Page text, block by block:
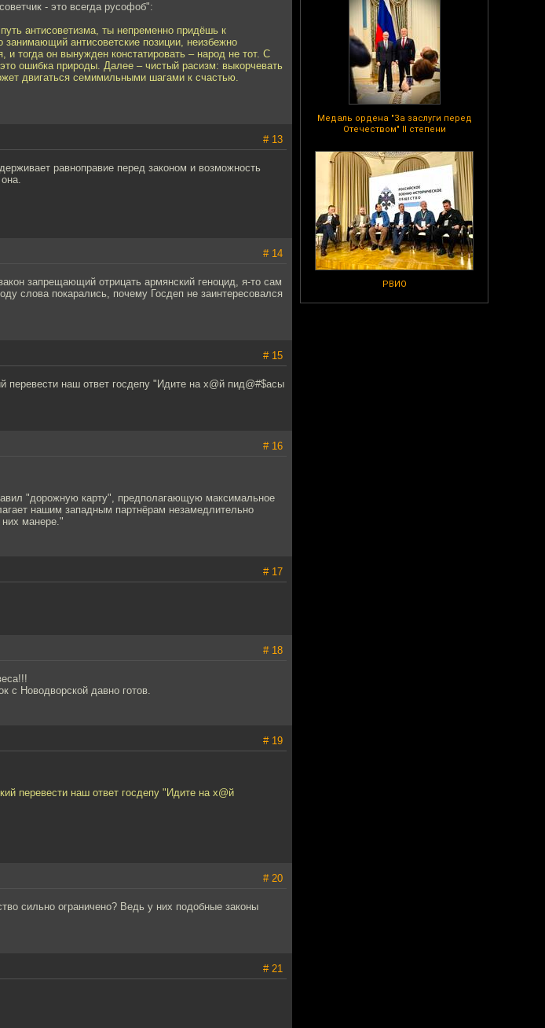
Медаль ордена "За заслуги перед
Отечеством" II степени
РВИО
- это всегда русофоб":
антисоветизма, ты непременно придёшь к
антисоветские позиции, неизбежно
тогда он вынужден констатировать – народ не тот. С
ошибка природы. Далее – чистый расизм: выкорчевать
двигаться семимильными шагами к счастью.
# 13
равноправие перед законом и возможность
# 14
запрещающий отрицать армянский геноцид, я-то сам
слова покарались, почему Госдеп не заинтересовался
# 15
перевести наш ответ госдепу "Идите на х@й пид@#$асы
# 16
"дорожную карту", предполагающую максимальное
нашим западным партнёрам незамедлительно
манере."
# 17
# 18
с Новодворской давно готов.
# 19
перевести наш ответ госдепу "Идите на х@й
# 20
сильно ограничено? Ведь у них подобные законы
# 21